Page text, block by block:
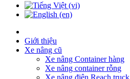
Giới thiệu
Xe nâng cũ
Xe nâng Container hàng
Xe nâng container rỗng
Xe nâng điện Reach truck